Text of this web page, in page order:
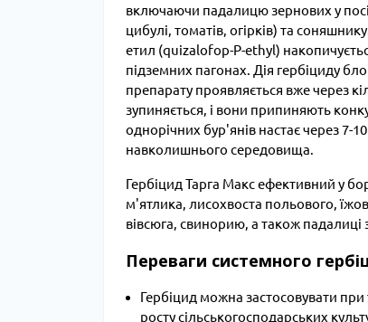
включаючи падалицю зернових у
цибулі, томатів, огірків) та
етил (quizalofop-P-ethyl)
підземних пагонах. Дія гербіциду
препарату проявляється вже через
зупиняється, і вони припиняють
однорічних бур'янів настає через 7-
навколишнього середовища.
Гербіцид Тарга Макс ефективний у
м'ятлика, лисохвоста польового,
вівсюга, свинорию, а також падалиці
Переваги системного
Гербіцид можна застосовувати
росту сільськогосподарських